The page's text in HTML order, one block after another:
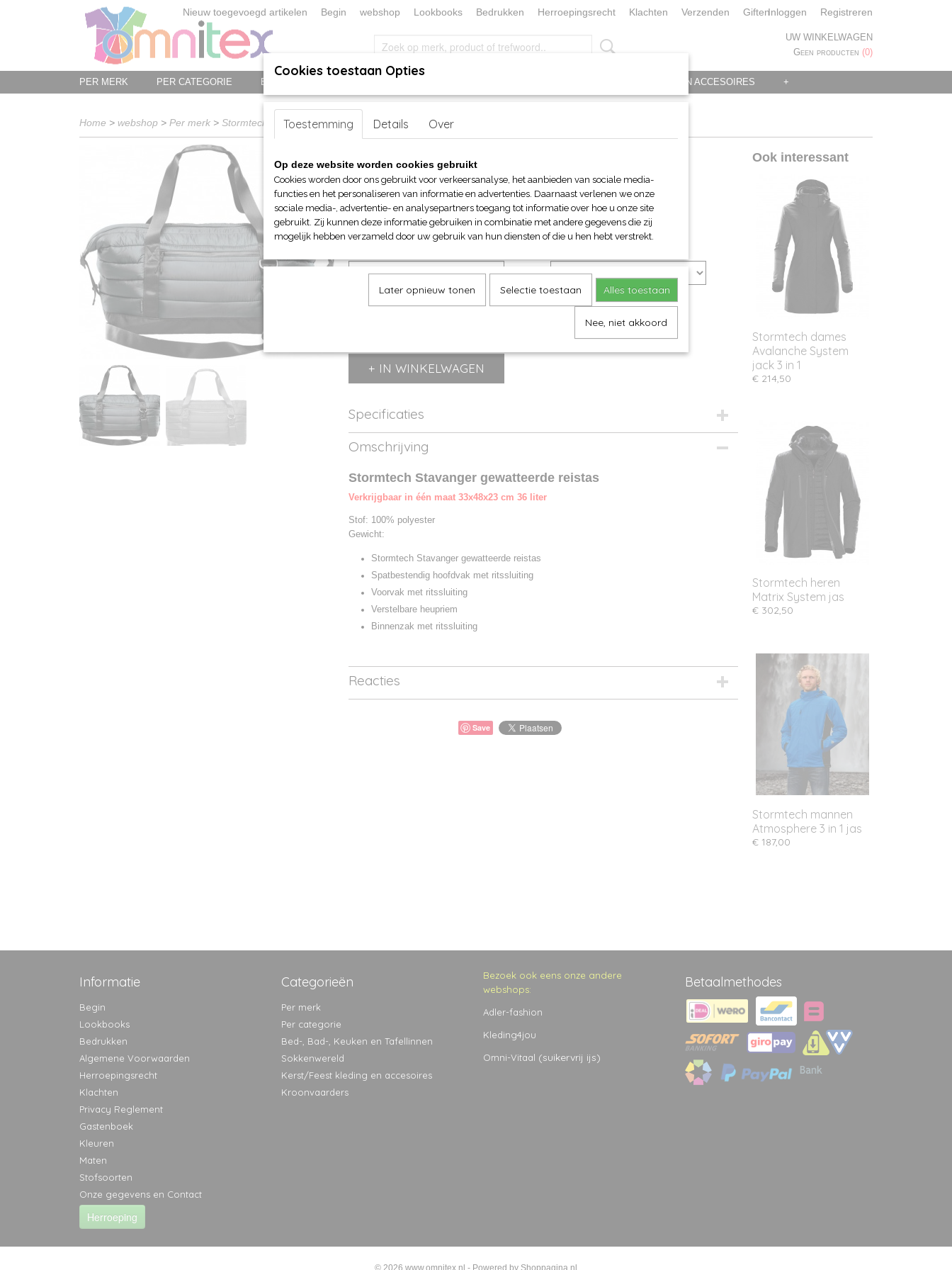
Nieuw toegevoegd artikelen Begin webshop Lookbooks Bedrukken Herroepingsrecht Klachten Verzenden GiftenInloggen Registreren
UW WINKELWAGEN
Geen producten (0)
PER MERK PER CATEGORIE BED-, BAD-, KEUKEN EN TAFELLINNEN KERST/FEEST KLEDING EN ACCESOIRES +
Home > webshop > Per merk > Stormtech jassen en tassen> Stormtech Stavanger gewatteerde reistas
Stormtech Stavanger gewatteerde
reistas
€ 115,50 (inclusief btw 21%)
IN WINKELWAGEN
Specificaties
Productcode
Productcode leverancier
Omschrijving
Stormtech Stavanger gewatteerde reistas
Verkrijgbaar in één maat 33x48x23 cm 36 liter
Stof: 100% polyester
Gewicht:
Stormtech Stavanger gewatteerde reistas
Spatbestendig hoofdvak met ritssluiting
Voorvak met ritssluiting
Verstelbare heupriem
Binnenzak met ritssluiting
Reacties
Save
Ook interessant
Stormtech dames
Avalanche System
jack 3 in 1
€ 214,50
Stormtech heren
Matrix System jas
€ 302,50
Stormtech mannen
Atmosphere 3 in 1 jas
€ 187,00
Informatie
Begin
Lookbooks
Bedrukken
Algemene Voorwaarden
Herroepingsrecht
Klachten
Privacy Reglement
Gastenboek
Kleuren
Maten
Stofsoorten
Onze gegevens en Contact
Herroeping
Categorieën
Per merk
Per categorie
Bed-, Bad-, Keuken en Tafellinnen
Sokkenwereld
Kerst/Feest kleding en accesoires
Kroonvaarders
Bezoek ook eens onze andere
webshops:
Adler-fashion
Kleding4jou
Omni-Vitaal (suikervrij ijs)
Betaalmethodes
© 2026 www.omnitex.nl - Powered by Shoppagina.nl
Cookies toestaan Opties
Toestemming Details Over
Op deze website worden cookies gebruikt
Cookies worden door ons gebruikt voor verkeersanalyse, het aanbieden van sociale media-
functies en het personaliseren van informatie en advertenties. Daarnaast verlenen we onze
sociale media-, advertentie- en analysepartners toegang tot informatie over hoe u onze site
gebruikt. Zij kunnen deze informatie gebruiken in combinatie met andere gegevens die zij
mogelijk hebben verzameld door uw gebruik van hun diensten of die u hen hebt verstrekt.
Later opnieuw tonen Selectie toestaan Alles toestaan
Nee, niet akkoord